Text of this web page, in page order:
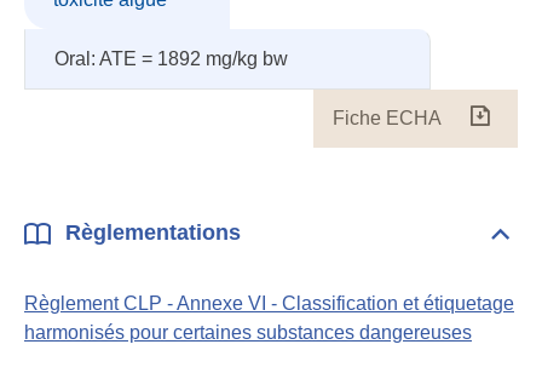
Oral: ATE = 1892 mg/kg bw
Fiche ECHA
Règlementations
Règlement CLP - Annexe VI - Classification et étiquetage
harmonisés pour certaines substances dangereuses